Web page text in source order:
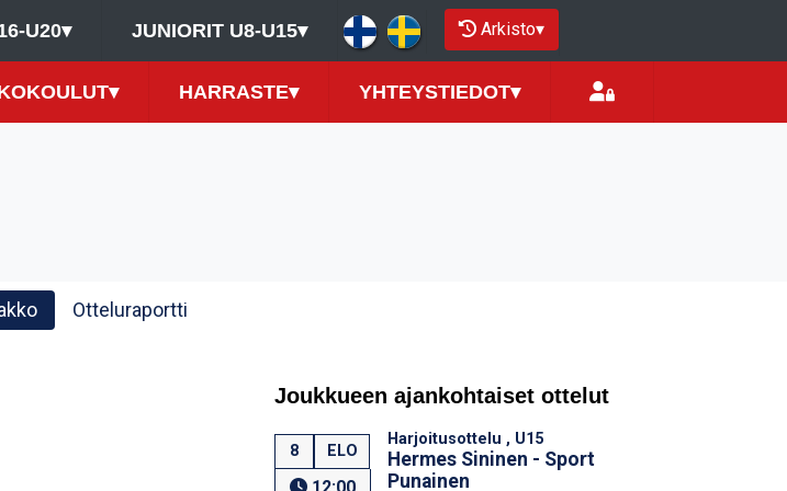
U20▾ JUNIORIT U8-U15▾ Arkisto▾
▾ HARRASTE▾ YHTEYSTIEDOT▾
Otteluraportti
Joukkueen ajankohtaiset ottelut
8 ELO
Harjoitusottelu , U15
Hermes Sininen - Sport
Punainen